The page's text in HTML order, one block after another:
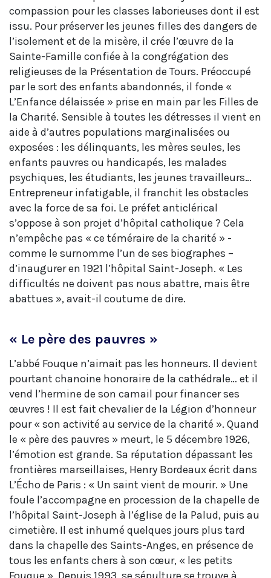
compassion pour les classes laborieuses dont il est
issu. Pour préserver les jeunes filles des dangers de
l’isolement et de la misère, il crée l’œuvre de la
Sainte-Famille confiée à la congrégation des
religieuses de la Présentation de Tours. Préoccupé
par le sort des enfants abandonnés, il fonde «
L’Enfance délaissée » prise en main par les Filles de
la Charité. Sensible à toutes les détresses il vient en
aide à d’autres populations marginalisées ou
exposées : les délinquants, les mères seules, les
enfants pauvres ou handicapés, les malades
psychiques, les étudiants, les jeunes travailleurs…
Entrepreneur infatigable, il franchit les obstacles
avec la force de sa foi. Le préfet anticlérical
s’oppose à son projet d’hôpital catholique ? Cela
n’empêche pas « ce téméraire de la charité » -
comme le surnomme l’un de ses biographes –
d’inaugurer en 1921 l’hôpital Saint-Joseph. « Les
difficultés ne doivent pas nous abattre, mais être
abattues », avait-il coutume de dire.
« Le père des pauvres »
L’abbé Fouque n’aimait pas les honneurs. Il devient
pourtant chanoine honoraire de la cathédrale… et il
vend l’hermine de son camail pour financer ses
œuvres ! Il est fait chevalier de la Légion d’honneur
pour « son activité au service de la charité ». Quand
le « père des pauvres » meurt, le 5 décembre 1926,
l’émotion est grande. Sa réputation dépassant les
frontières marseillaises, Henry Bordeaux écrit dans
L’Écho de Paris : « Un saint vient de mourir. » Une
foule l’accompagne en procession de la chapelle de
l’hôpital Saint-Joseph à l’église de la Palud, puis au
cimetière. Il est inhumé quelques jours plus tard
dans la chapelle des Saints-Anges, en présence de
tous les enfants chers à son cœur, « les petits